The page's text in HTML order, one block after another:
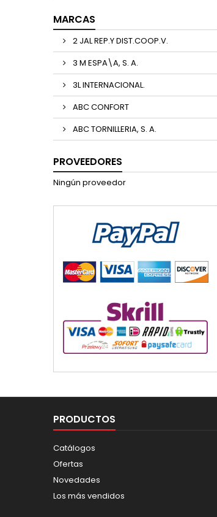
MARCAS
2 JAL REP.Y DIST.COOP.V.
3 M ESPA\A, S. A.
3L INTERNACIONAL.
ABC CONFORT
ABC TORNILLERIA, S. A.
PROVEEDORES
Ningún proveedor
PRODUCTOS
Catálogos
Ofertas
Novedades
Los más vendidos